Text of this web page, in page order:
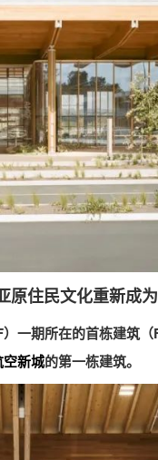
住民文化重新成为
一期所在的首栋建筑
空新城的第一栋建筑。